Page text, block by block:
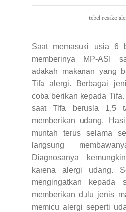
tebel resiko
Saat memasuki usia 6
memberinya MP-ASI
adakah makanan yang
Tifa alergi. Berbagai
coba berikan kepada
saat Tifa berusia 1,5
memberikan udang.
muntah terus selama
langsung
Diagnosanya
karena alergi udang.
mengingatkan kepada
memberikan dulu jenis
memicu alergi seperti